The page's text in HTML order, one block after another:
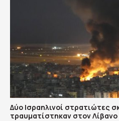
Δύο Ισραηλινοί στρατιώτες
τραυματίστηκαν στον Λίβανο